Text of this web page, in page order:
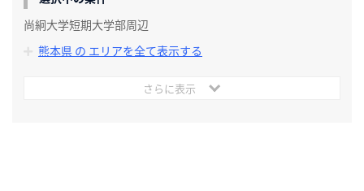
尚絅大学短期大学部周辺
熊本県 の エリアを全て表示する
さらに表示